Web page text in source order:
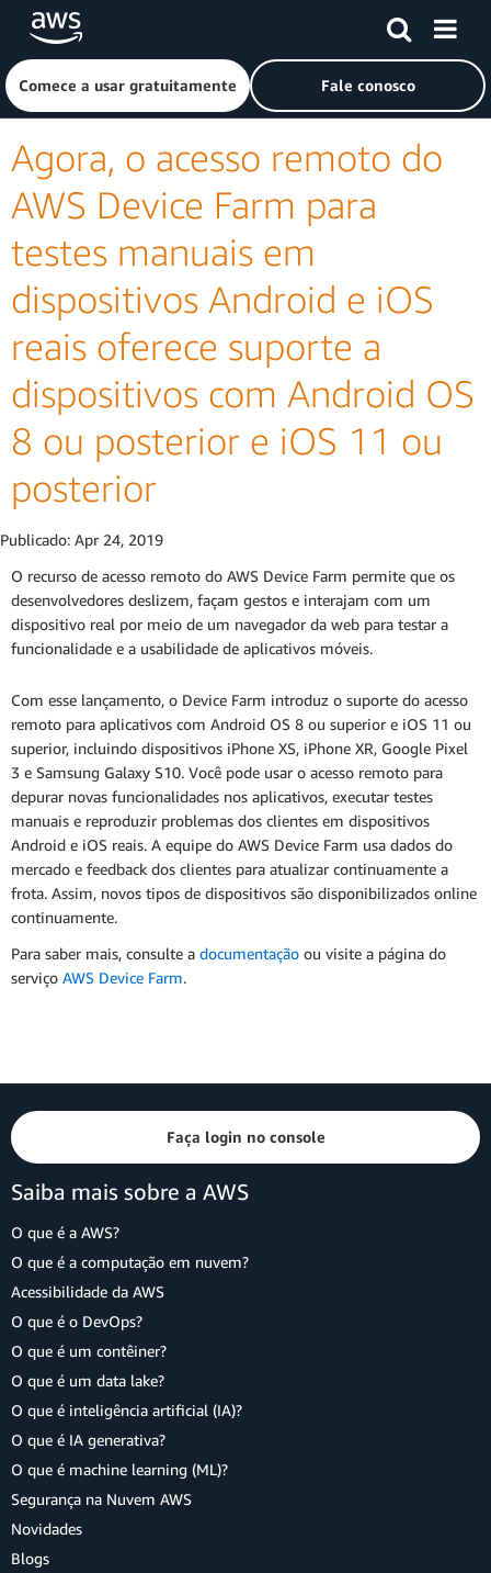
Pular para o conteúdo principal
Clique aqui para voltar à página inicial da Amazon Web
Comece a usar gratuitamente Fale conosco
Agora, o acesso remoto do
AWS Device Farm para
testes manuais em
dispositivos Android e iOS
reais oferece suporte a
dispositivos com Android OS
8 ou posterior e iOS 11 ou
posterior
Publicado: Apr 24, 2019
O recurso de acesso remoto do AWS Device Farm permite que os
desenvolvedores deslizem, façam gestos e interajam com um
dispositivo real por meio de um navegador da web para testar a
funcionalidade e a usabilidade de aplicativos móveis.
Com esse lançamento, o Device Farm introduz o suporte do acesso
remoto para aplicativos com Android OS 8 ou superior e iOS 11 ou
superior, incluindo dispositivos iPhone XS, iPhone XR, Google Pixel
3 e Samsung Galaxy S10. Você pode usar o acesso remoto para
depurar novas funcionalidades nos aplicativos, executar testes
manuais e reproduzir problemas dos clientes em dispositivos
Android e iOS reais. A equipe do AWS Device Farm usa dados do
mercado e feedback dos clientes para atualizar continuamente a
frota. Assim, novos tipos de dispositivos são disponibilizados online
continuamente.
Para saber mais, consulte a documentação ou visite a página do
serviço AWS Device Farm.
Faça login no console
Saiba mais sobre a AWS
O que é a AWS?
O que é a computação em nuvem?
Acessibilidade da AWS
O que é o DevOps?
O que é um contêiner?
O que é um data lake?
O que é inteligência artificial (IA)?
O que é IA generativa?
O que é machine learning (ML)?
Segurança na Nuvem AWS
Novidades
Blogs